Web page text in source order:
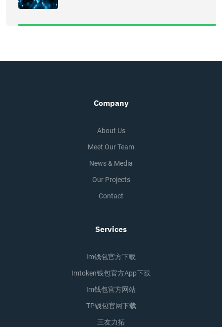
Company
About Us
Meet Our Team
News & Media
Our Projects
Contact
Services
Im钱包官方下载
Imtoken钱包官方app下载
Im钱包官方网站
TP钱包官网下载
三友力拓